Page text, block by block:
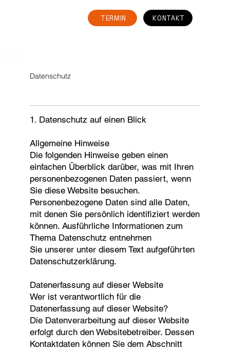
TERMIN KONTAKT
Datenschutz
1. Datenschutz auf einen Blick
Allgemeine Hinweise
Die folgenden Hinweise geben einen
einfachen Überblick darüber, was mit Ihren
personenbezogenen Daten passiert, wenn
Sie diese Website besuchen.
Personenbezogene Daten sind alle Daten,
mit denen Sie persönlich identifiziert werden
können. Ausführliche Informationen zum
Thema Datenschutz entnehmen
Sie unserer unter diesem Text aufgeführten
Datenschutzerklärung.
Datenerfassung auf dieser Website
Wer ist verantwortlich für die
Datenerfassung auf dieser Website?
Die Datenverarbeitung auf dieser Website
erfolgt durch den Websitebetreiber. Dessen
Kontaktdaten können Sie dem Abschnitt